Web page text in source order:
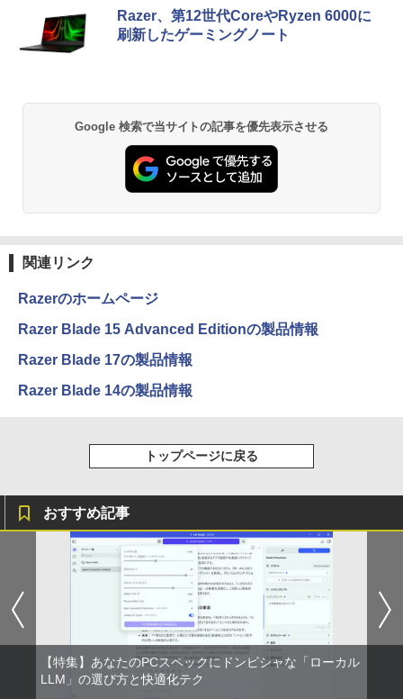
スプレイポート VGA VESA準拠【中古】
まで】 モニター 21.5型 液晶ディスプレ
イ ベゼル ディスプレイ 液晶モニター PC
モニター 壁掛け フリッカーレス FreeSy
nc 21.5インチ 角度調節 FullHD ブルー
ライトカット VAパネル VESAフル FHD
3
【楽天1位!1,600円OFFクーポン 8/4 20:
26 ディスプレイ 1080P 23.8インチ 144
万色 300nits ΔE＜1 低ブルーライト 大
スタンド VESA
4
＼メーカー5年保証／【最短即日発送】
スプレイ VP229HFZ 22型 1920×1080 応
答速度1ms リフレッシュレート100Hz IP
Sパネル 液晶モニター 5年保証付き 動画
閲覧 仕事 在宅 楽天ランキング4冠
￥12,800
液晶モニター 23.8型 Dell ディスプレイ
￥770
4
コミック版はだしのゲン（全10巻セッ
ト）
￥8,800
魔王城の料理番 〜コワモテ魔族ばかりだ
けど、ホワイトな職場です〜 6巻 【電
Anker Soundcore P40i オフホワイト
￥7,990
Anker Soundcore P31i ホワイト
￥5,990
【2026年アップグレード版】AOKIMI ワイヤ
レスイヤホン bluetooth イヤホン V12 小型
軽量 ブルートゥースHi-Fi 最大36時間再生 ぶ
るーとゅーす コードレス ENCノイズキャン
学/WEB会議 6.0(オフホワイト)
レスイヤホン Bluetooth 5.4 ノイズキャンセ
リング ANC 36時間再生
￥3,480
BRUCE WAYNE feat. Flo Milli, ATL Jacob
[Explicit]
BRUCE WAYNE feat. Flo Milli, ATL Jacob
￥250
On My Road (Stadium ver.)
￥250
BUGS LIFE
￥250
【Amazon.co.jp限定】 い・ろ・は・す 2L P
ET ラベルレス ×8本
by Amazon 天然水 ラベルレス 500ml ×24本
ウォーター ペットボトル 静岡県産 500ミリリ
ットル (Smart Basic)
by Amazon 炭酸水 ラベルレス 500ml ×24本
強炭酸水 ペットボトル 500ミリリットル (Sm
art Basic)
ベルレス 650mlPET×24本
￥2,009
薬屋のひとりごと 17巻 (デジタル版ビッグガ
ンガンコミックス)
異世界居酒屋「のぶ」(22) (角川コミックス・
￥832
HUNTER×HUNTER モノクロ版 39 (ジャンプ
コミックスDIGITAL)
￥572
スーパーの裏でヤニ吸うふたり 9巻 (デジタル
Razer、第12世代CoreやRyzen 6000に
刷新したゲーミングノート
Google 検索で当サイトの記事を優先表示させる
関連リンク
Razerのホームページ
Razer Blade 15 Advanced Editionの製品情報
Razer Blade 17の製品情報
Razer Blade 14の製品情報
トップページに戻る
おすすめ記事
【特集】あなたのPCスペックにドンピシャな「ローカル
LLM」の選び方と快適化テク